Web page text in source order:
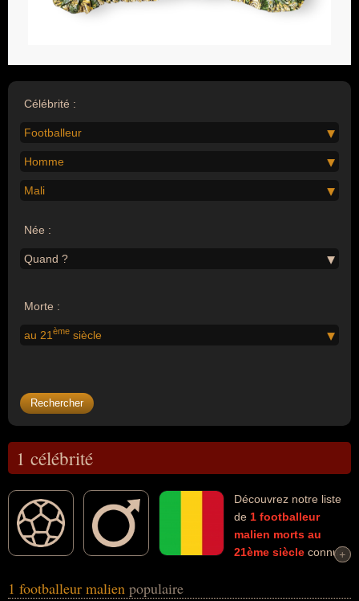
Célébrité :
Footballeur
Homme
Mali
Née :
Quand ?
Morte :
au 21 ème siècle
1 célébrité
Découvrez notre liste
de 1 footballeur
malien morts au
21ème siècle connus
masculin) peuvent avoir des liens variés dans les domaines du
+
+
1 footballeur malien populaire